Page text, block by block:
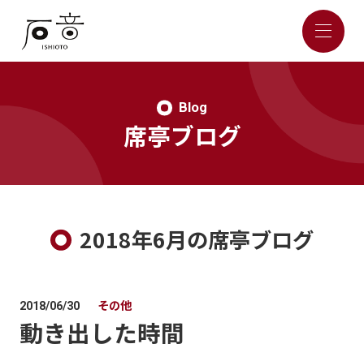
Blog
席亭ブログ
2018年6月の席亭ブログ
2018/06/30 その他
動き出した時間